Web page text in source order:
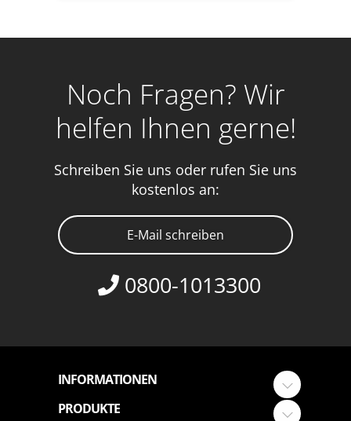
Noch Fragen? Wir
helfen Ihnen gerne!
Schreiben Sie uns oder rufen Sie uns
kostenlos an:
E-Mail schreiben
0800-1013300
INFORMATIONEN
PRODUKTE